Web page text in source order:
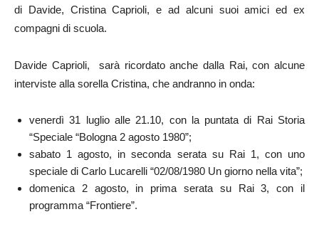
di Davide, Cristina Caprioli, e ad alcuni suoi amici ed ex
compagni di scuola.
Davide Caprioli, sarà ricordato anche dalla Rai, con alcune
interviste alla sorella Cristina, che andranno in onda:
venerdì 31 luglio alle 21.10, con la puntata di Rai Storia
“Speciale “Bologna 2 agosto 1980”;
sabato 1 agosto, in seconda serata su Rai 1, con uno
speciale di Carlo Lucarelli “02/08/1980 Un giorno nella vita”;
domenica 2 agosto, in prima serata su Rai 3, con il
programma “Frontiere”.